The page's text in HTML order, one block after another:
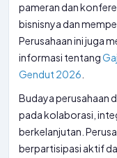
pameran dan
bisnisnya dan
Perusahaan ini juga
informasi tentang
Gendut 2026
Budaya perusahaan
pada kolaborasi,
berkelanjutan.
berpartisipasi aktif